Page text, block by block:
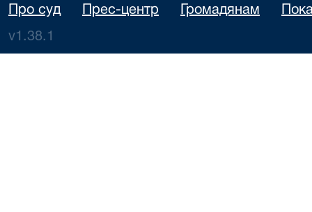
Про суд Прес-центр Громадянам
v1.38.1